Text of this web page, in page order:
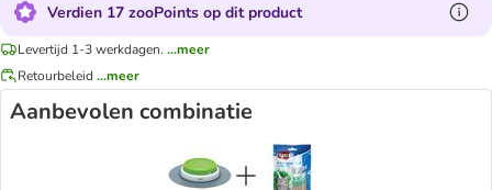
Verdien 17 zooPoints op dit product
Levertijd 1-3 werkdagen. ...meer
Retourbeleid ...meer
Aanbevolen combinatie